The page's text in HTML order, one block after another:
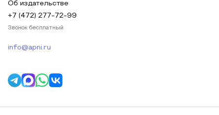
Об издательстве
+7 (472) 277-72-99
Звонок бесплатный
info@apni.ru